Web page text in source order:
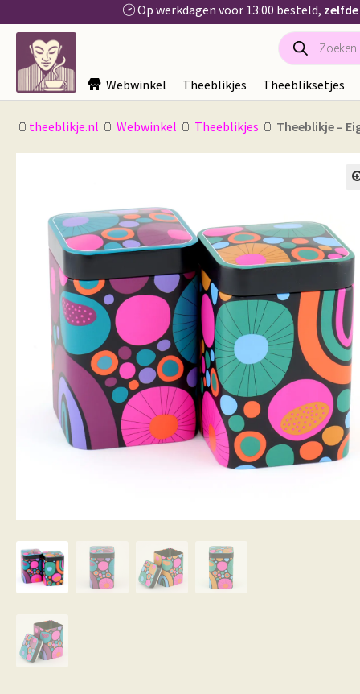
🕑 Op werkdagen voor 13:00 besteld,
Ga
door
naar
navigatie
Ga
naar
inhoud
Producten
zoeken
Webwinkel Theeblikjes Theebliksetjes
🫙 theeblikje.nl 🫙 Webwinkel 🫙 Theeblikjes 🫙 Theeblikje –